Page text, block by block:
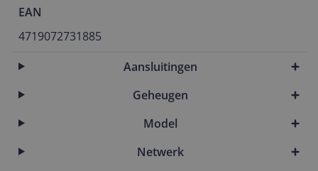
EAN
4719072731885
Aansluitingen
Geheugen
Model
Netwerk